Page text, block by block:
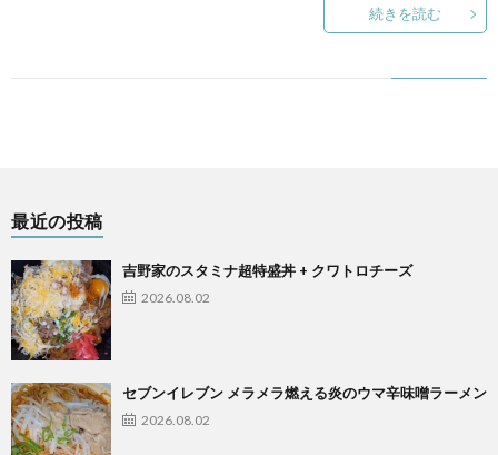
続きを読む
最近の投稿
吉野家のスタミナ超特盛丼 + クワトロチーズ
2026.08.02
セブンイレブン メラメラ燃える炎のウマ辛味噌ラーメン
2026.08.02